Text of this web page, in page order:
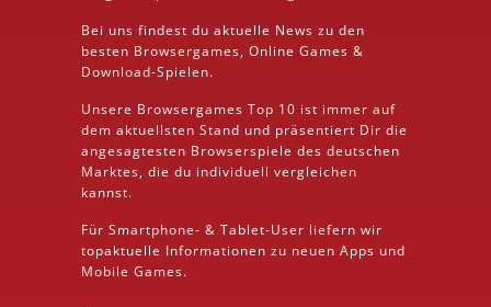
Bei uns findest du aktuelle News zu den
besten Browsergames, Online Games &
Download-Spielen.
Unsere Browsergames Top 10 ist immer auf
dem aktuellsten Stand und präsentiert Dir die
angesagtesten Browserspiele des deutschen
Marktes, die du individuell vergleichen
kannst.
Für Smartphone- & Tablet-User liefern wir
topaktuelle Informationen zu neuen Apps und
Mobile Games.